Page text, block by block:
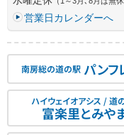
営業日カレンダーへ
南房総の道の駅 パンフ
ハイウェイオアシス / 道
富楽里とみや